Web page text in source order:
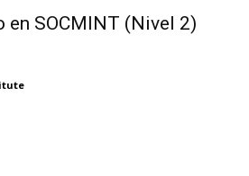
en SOCMINT (Nivel 2)